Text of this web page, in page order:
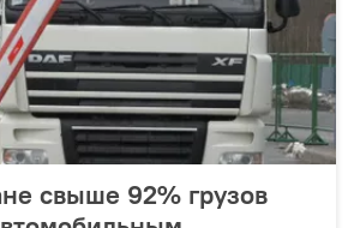
свыше 92% грузов